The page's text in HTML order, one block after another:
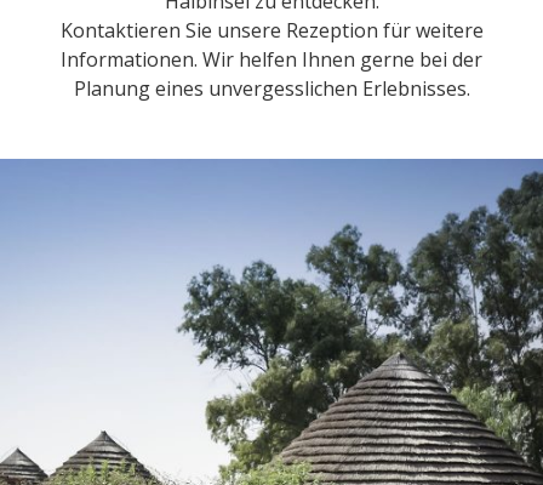
Kontaktieren Sie unsere Rezeption für weitere
Informationen. Wir helfen Ihnen gerne bei der
Planung eines unvergesslichen Erlebnisses.